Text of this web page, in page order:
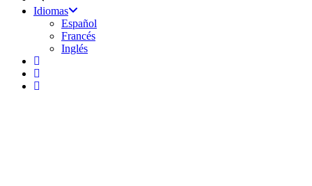
Idiomas
Español
Francés
Inglés